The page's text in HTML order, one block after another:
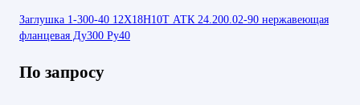
Заглушка 1-300-40 12Х18Н10Т АТК 24.200.02-90 нержавеющая
фланцевая Ду300 Ру40
По запросу